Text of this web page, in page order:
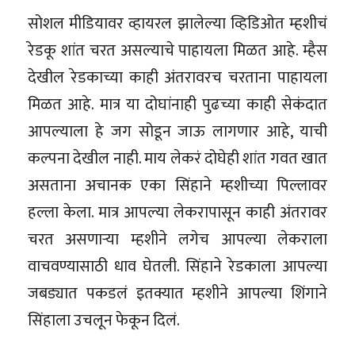
सोशल मीडियावर व्हायरल झालेल्या व्हिडिओत म्हशीचं
रेडकू शांत चरत असल्याचे पाहायला मिळत आहे. म्हैस
देखील रेडकाच्या काही अंतरावरच चरताना पाहायला
मिळत आहे. मात्र या दोघांनाही पुढच्या काही सेकंदात
आपल्याला हे जग सोडून जाऊ लागणार आहे, याची
कल्पना देखील नाही. माय लेकरं दोघेही शांत गवत खात
असताना अचानक एका सिंहाने म्हशीच्या पिल्लावर
हल्ला केला. मात्र आपल्या लेकरापासून काही अंतरावर
चरत असणाऱ्या म्हशीने लगेच आपल्या लेकराला
वाचवण्यासाठी धाव घेतली. सिंहाने रेडकाला आपल्या
जबड्यात पकडलं इतक्यात म्हशीने आपल्या शिंगाने
सिंहाला उचलून फेकून दिलं.